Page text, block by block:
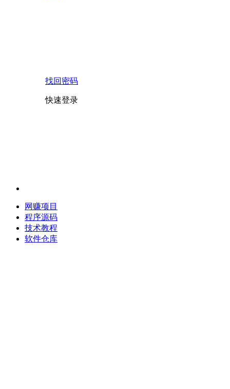
找回密码
快速登录
网赚项目
程序源码
技术教程
软件仓库